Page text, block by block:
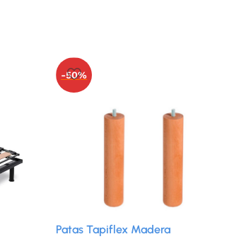
-50%
Patas Tapiflex Madera